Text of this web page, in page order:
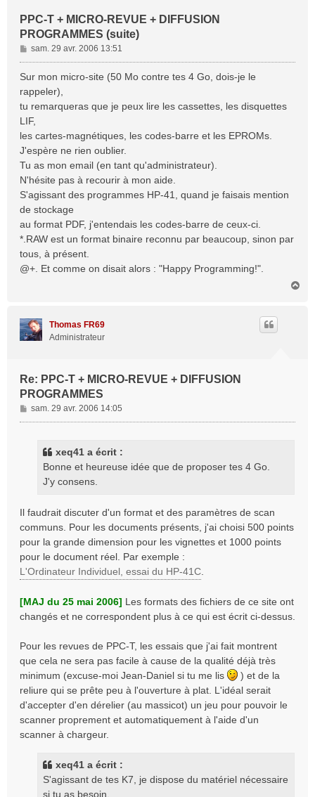
PPC-T + MICRO-REVUE + DIFFUSION
PROGRAMMES (suite)
M
e
s
a
g
e
sam. 29 avr. 2006 13:51
Sur mon micro-site (50 Mo contre tes 4 Go, dois-je le
rappeler),
tu remarqueras que je peux lire les cassettes, les disquettes
LIF,
les cartes-magnétiques, les codes-barre et les EPROMs.
J'espère ne rien oublier.
Tu as mon email (en tant qu'administrateur).
N'hésite pas à recourir à mon aide.
S'agissant des programmes HP-41, quand je faisais mention
de stockage
au format PDF, j'entendais les codes-barre de ceux-ci.
*.RAW est un format binaire reconnu par beaucoup, sinon par
tous, à présent.
@+. Et comme on disait alors : "Happy Programming!".
Thomas FR69
Administrateur
Re: PPC-T + MICRO-REVUE + DIFFUSION
PROGRAMMES
M
e
sam. 29 avr. 2006 14:05
xeq41 a écrit :
Bonne et heureuse idée que de proposer tes 4 Go.
J'y consens.
Il faudrait discuter d'un format et des paramètres de scan
communs. Pour les documents présents, j'ai choisi 500 points
pour la grande dimension pour les vignettes et 1000 points
pour le document réel. Par exemple :
L'Ordinateur Individuel, essai du HP-41C
[MAJ du 25 mai 2006] Les formats des fichiers de ce site ont
changés et ne correspondent plus à ce qui est écrit ci-dessus.
Pour les revues de PPC-T, les essais que j'ai fait montrent
que cela ne sera pas facile à cause de la qualité déjà très
minimum (excuse-moi Jean-Daniel si tu me lis
) et de la
reliure qui se prête peu à l'ouverture à plat. L'idéal serait
d'accepter d'en dérelier (au massicot) un jeu pour pouvoir le
scanner proprement et automatiquement à l'aide d'un
scanner à chargeur.
xeq41 a écrit :
S'agissant de tes K7, je dispose du matériel nécessaire
si tu as besoin.